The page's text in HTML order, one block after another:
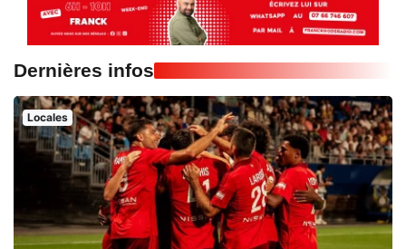
Dernières infos
Locales